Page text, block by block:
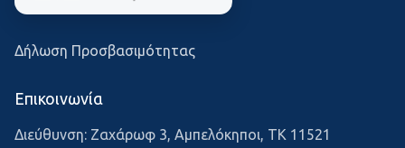
Δήλωση Προσβασιμότητας
Επικοινωνία
Διεύθυνση: Ζαχάρωφ 3, Αμπελόκηποι, ΤΚ 11521